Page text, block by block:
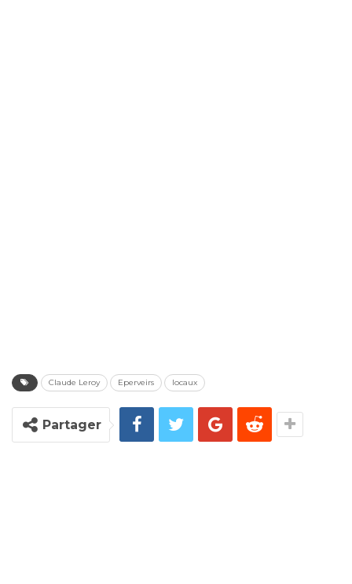
Claude Leroy Eperveirs locaux
Partager